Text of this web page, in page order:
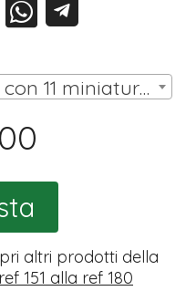
SCATOLA HW ANNI 70 con 11 miniature (10 omini, portiere su asta) | € 30,00
altri prodotti della
151 alla ref 180